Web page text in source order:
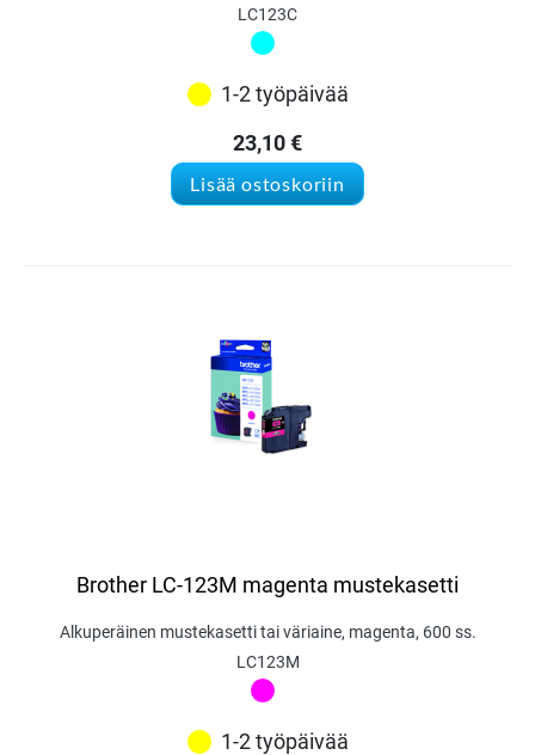
LC123C
1-2 työpäivää
23,10€
Lisää ostoskoriin
Brother LC-123M magenta mustekasetti
Alkuperäinen mustekasetti tai väriaine, magenta, 600 ss.
LC123M
1-2 työpäivää